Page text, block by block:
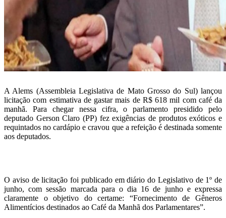
A Alems (Assembleia Legislativa de Mato Grosso do Sul) lançou
licitação com estimativa de gastar mais de R$ 618 mil com café da
manhã. Para chegar nessa cifra, o parlamento presidido pelo
deputado Gerson Claro (PP) fez exigências de produtos exóticos e
requintados no cardápio e cravou que a refeição é destinada somente
aos deputados.
O aviso de licitação foi publicado em diário do Legislativo de 1º de
junho, com sessão marcada para o dia 16 de junho e expressa
claramente o objetivo do certame: “Fornecimento de Gêneros
Alimentícios destinados ao Café da Manhã dos Parlamentares”.